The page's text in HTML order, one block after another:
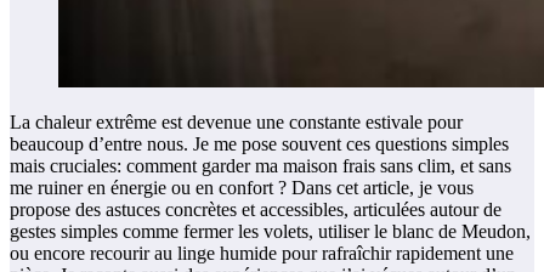
La chaleur extrême est devenue une constante estivale pour
beaucoup d’entre nous. Je me pose souvent ces questions simples
mais cruciales: comment garder ma maison frais sans clim, et sans
me ruiner en énergie ou en confort ? Dans cet article, je vous
propose des astuces concrètes et accessibles, articulées autour de
gestes simples comme fermer les volets, utiliser le blanc de Meudon,
ou encore recourir au linge humide pour rafraîchir rapidement une